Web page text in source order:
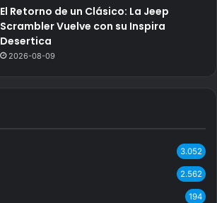
El Retorno de un Clásico: La Jeep
Scrambler Vuelve con su Inspira
Desertica
2026-08-09
3.052
2.562
194